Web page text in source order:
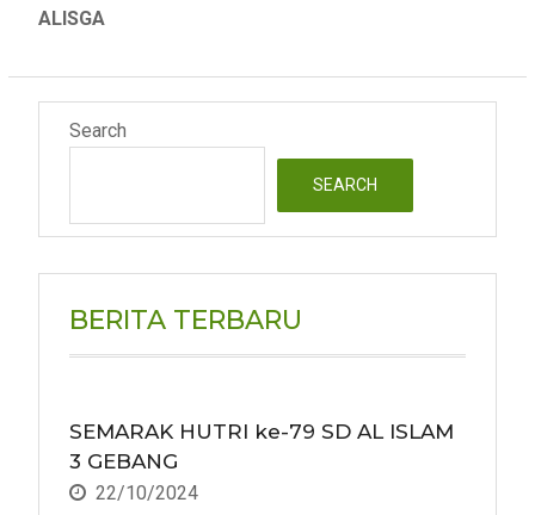
ALISGA
Search
SEARCH
BERITA TERBARU
SEMARAK HUTRI ke-79 SD AL ISLAM
3 GEBANG
22/10/2024